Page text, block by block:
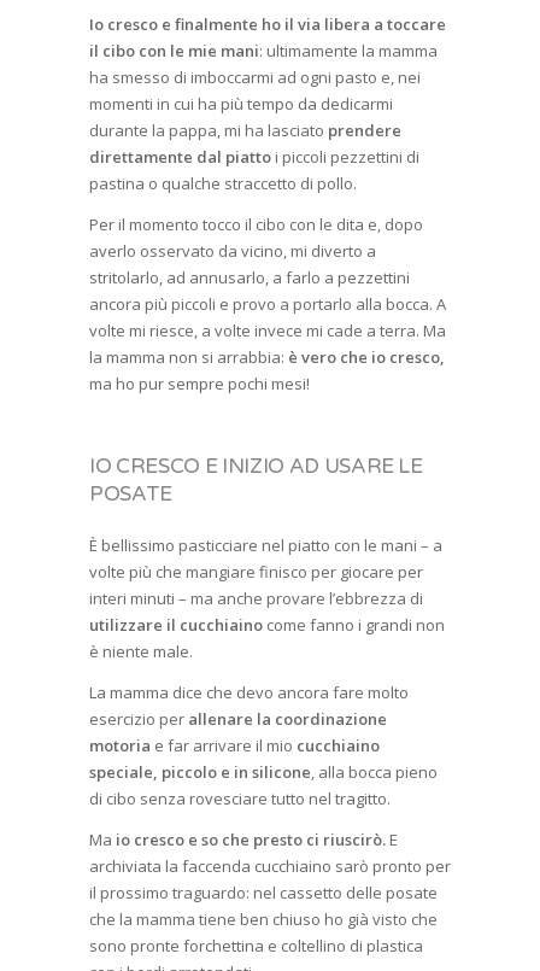
Io cresco e finalmente ho il via libera a toccare
il cibo con le mie mani: ultimamente la mamma
ha smesso di imboccarmi ad ogni pasto e, nei
momenti in cui ha più tempo da dedicarmi
durante la pappa, mi ha lasciato prendere
direttamente dal piatto i piccoli pezzettini di
pastina o qualche straccetto di pollo.
Per il momento tocco il cibo con le dita e, dopo
averlo osservato da vicino, mi diverto a
stritolarlo, ad annusarlo, a farlo a pezzettini
ancora più piccoli e provo a portarlo alla bocca. A
volte mi riesce, a volte invece mi cade a terra. Ma
la mamma non si arrabbia: è vero che io cresco,
ma ho pur sempre pochi mesi!
IO CRESCO E INIZIO AD USARE LE
POSATE
È bellissimo pasticciare nel piatto con le mani – a
volte più che mangiare finisco per giocare per
interi minuti – ma anche provare l’ebbrezza di
utilizzare il cucchiaino come fanno i grandi non
è niente male.
La mamma dice che devo ancora fare molto
esercizio per allenare la coordinazione
motoria e far arrivare il mio cucchiaino
speciale, piccolo e in silicone, alla bocca pieno
di cibo senza rovesciare tutto nel tragitto.
Ma io cresco e so che presto ci riuscirò. E
archiviata la faccenda cucchiaino sarò pronto per
il prossimo traguardo: nel cassetto delle posate
che la mamma tiene ben chiuso ho già visto che
sono pronte forchettina e coltellino di plastica